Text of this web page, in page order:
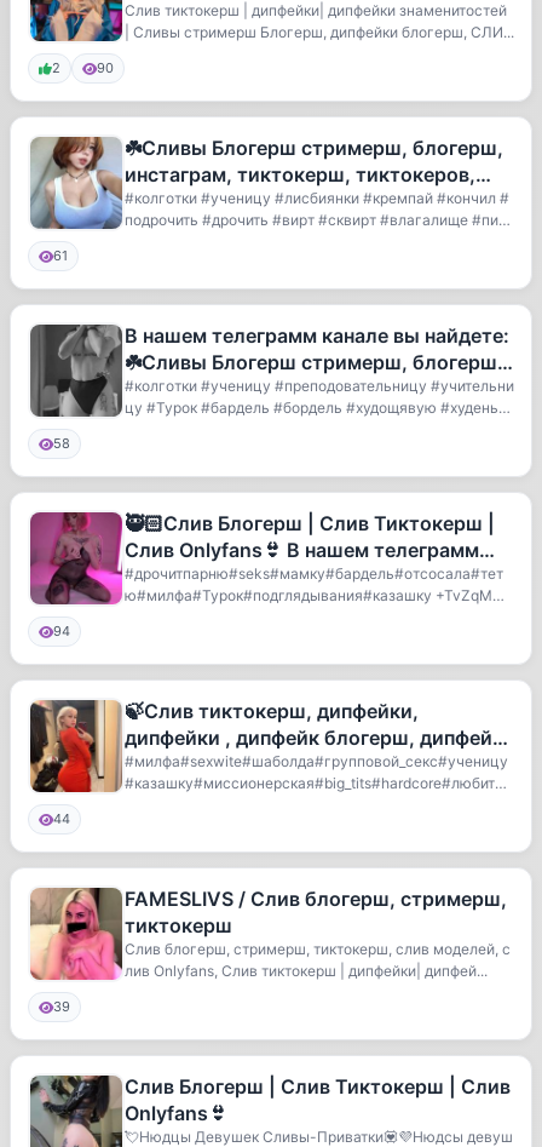
ЗНАМЕНИТОСТЕЙ | ДИПФЕЙКИ
БЛОГЕРШ| СЛИВ ТИКТОКЕРШ | ДИП
Слив тиктокерш | дипфейки| дипфейки знаменитостей
| Сливы стримерш Блогерш, дипфейки блогерш, СЛИ...
2 90
☘️Сливы Блогерш стримерш, блогерш,
инстаграм, тиктокерш, тиктокеров,
тикток, сливы, карнавал, валя,С
#колготки #ученицу #лисбиянки #кремпай #кончил #
подрочить #дрочить #вирт #сквирт #влагалище #пиз
61
В нашем телеграмм канале вы найдете:
☘️Сливы Блогерш стримерш, блогерш,
инстаграм, тиктокерш, тикто
#колготки #ученицу #преподовательницу #учительни
цу #Турок #бардель #бордель #худощявую #худеньку
58
🥷🏻Слив Блогерш | Слив Тиктокерш |
Слив Onlyfans👙 В нашем телеграмм
канале вы найдете:
#дрочитпарню#seks#мамку#бардель#отсосала#тет
ю#милфа#Турок#подглядывания#казашку +TvZqMUR
94
🍃Слив тиктокерш, дипфейки,
дипфейки , дипфейк блогерш, дипфейк
стримерш
#милфа#sexwite#шаболда#групповой_секс#ученицу
#казашку#миссионерская#big_tits#hardcore#любител
44
FAMESLIVS / Слив блогерш, стримерш,
тиктокерш
Слив блогерш, стримерш, тиктокерш, слив моделей, с
лив Onlyfans, Слив тиктокерш | дипфейки| дипфей...
39
Слив Блогерш | Слив Тиктокерш | Слив
Onlyfans👙
💘Нюдцы Девушек Сливы-Приватки💟💜Нюдсы девуш